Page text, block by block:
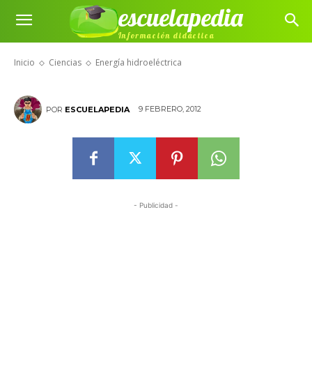
escuelapedia
Información didáctica
Inicio Ciencias Energía hidroeléctrica
Energía hidroeléctrica
POR ESCUELAPEDIA 9 FEBRERO, 2012
- Publicidad -